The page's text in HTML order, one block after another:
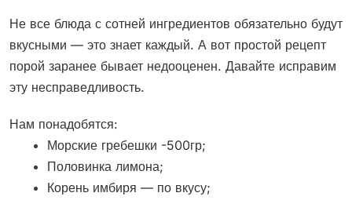
Не все блюда с сотней ингредиентов обязательно будут
вкусными — это знает каждый. А вот простой рецепт
порой заранее бывает недооценен. Давайте исправим
эту несправедливость.
Нам понадобятся:
Морские гребешки -500гр;
Половинка лимона;
Корень имбиря — по вкусу;